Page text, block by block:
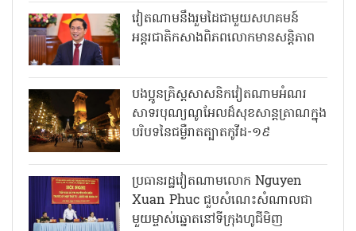
វៀតណាមនឹងរួមដៃជាមួយសហគមន៍
អន្តរជាតិកសាងពិភពលោកមានសន្តិភាព
បងប្អូនគ្រិស្តសាសនិកវៀតណាមអំណរ
សាទរបុណ្យណូអែលដ៏សុខសាន្តត្រាណក្នុង
បរិបទនៃជម្ងឺរាតត្បាតកូវីដ-១៩
ប្រធានរដ្ឋវៀតណាមលោក Nguyen
Xuan Phuc ជួបសំណេះសំណាលជា
មួយម្ចាស់ឆ្នោតនៅទីក្រុងហូជីមិញ